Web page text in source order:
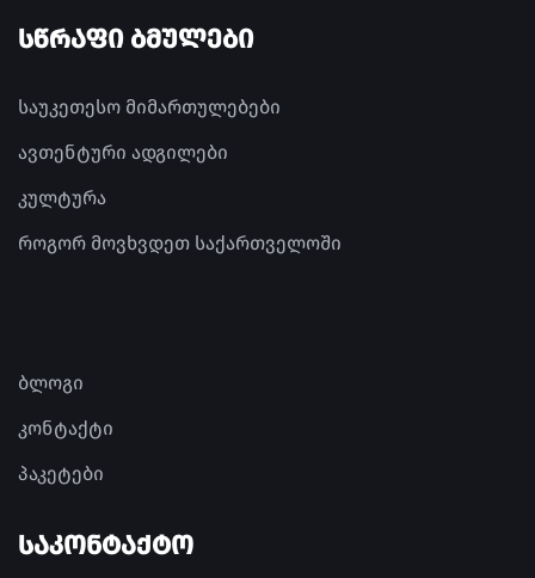
ᲡᲬᲠᲐᲤᲘ ᲑᲛᲣᲚᲔᲑᲘ
საუკეთესო მიმართულებები
ავთენტური ადგილები
კულტურა
როგორ მოვხვდეთ საქართველოში
ბლოგი
კონტაქტი
პაკეტები
ᲡᲐᲙᲝᲜᲢᲐᲥᲢᲝ